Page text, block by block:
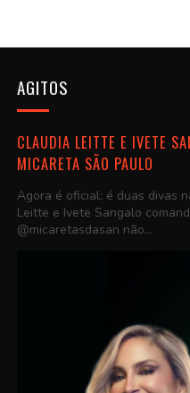
AGITOS
CLAUDIA LEITTE E IVETE
MICARETA SÃO PAULO
Agora é oficial: é duas divas
Leitte e Ivete Sangalo
@micaretasdasan não...